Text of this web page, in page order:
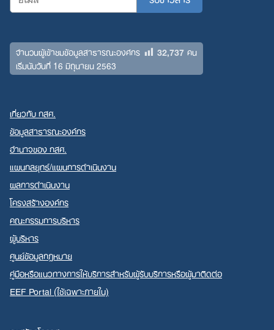
จำนวนผู้เข้าชมข้อมูลสาธารณะองค์กร 32,737คน
เริ่มนับวันที่ 16 มิถุนายน 2563
เกี่ยวกับ กสศ.
ข้อมูลสาธารณะองค์กร
อำนาจของ กสศ.
แผนกลยุทธ์/แผนการดำเนินงาน
ผลการดำเนินงาน
โครงสร้างองค์กร
คณะกรรมการบริหาร
ผู้บริหาร
ศูนย์ข้อมูลกฎหมาย
คู่มือหรือแนวทางการให้บริการสำหรับผู้รับบริการหรือผู้มาติดต่อ
EEF Portal (ใช้เฉพาะภายใน)